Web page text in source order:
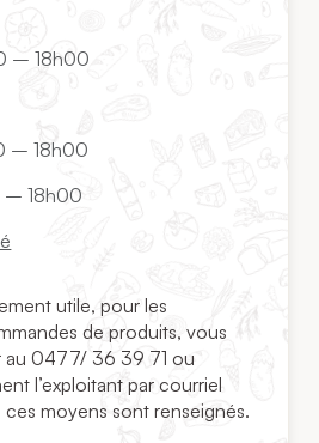
– 18h00
– 18h00
– 18h00
utile, pour les
de produits, vous
au 0477/ 36 39 71 ou
l’exploitant par courriel
moyens sont renseignés.